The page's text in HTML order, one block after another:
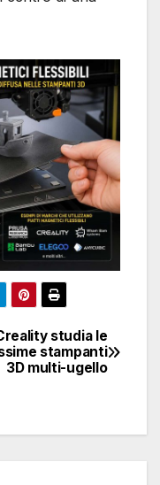
studia le
stampanti
3D multi-ugello